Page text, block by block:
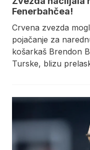
Fenerbahčea!
Crvena zvezda
pojačanje za
košarkaš Brendon
Turske, blizu